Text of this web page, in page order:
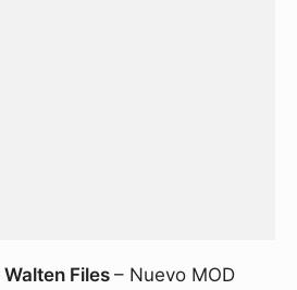
Walten Files – Nuevo MOD